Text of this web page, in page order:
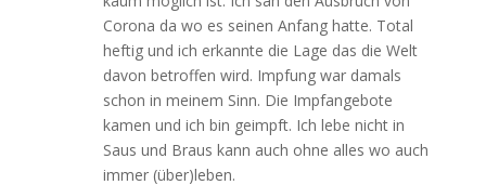
Corona da wo es seinen Anfang hatte. Total
heftig und ich erkannte die Lage das die Welt
davon betroffen wird. Impfung war damals
schon in meinem Sinn. Die Impfangebote
kamen und ich bin geimpft. Ich lebe nicht in
Saus und Braus kann auch ohne alles wo auch
immer (über)leben.